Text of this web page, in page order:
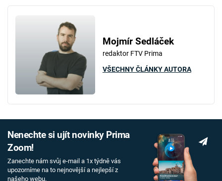
Mojmír Sedláček
redaktor FTV Prima
VŠECHNY ČLÁNKY AUTORA
Nenechte si ujít novinky Prima
Zoom!
Zanechte nám svůj e-mail a 1x týdně vás
upozorníme na to nejnovější a nejlepší z
našeho webu.